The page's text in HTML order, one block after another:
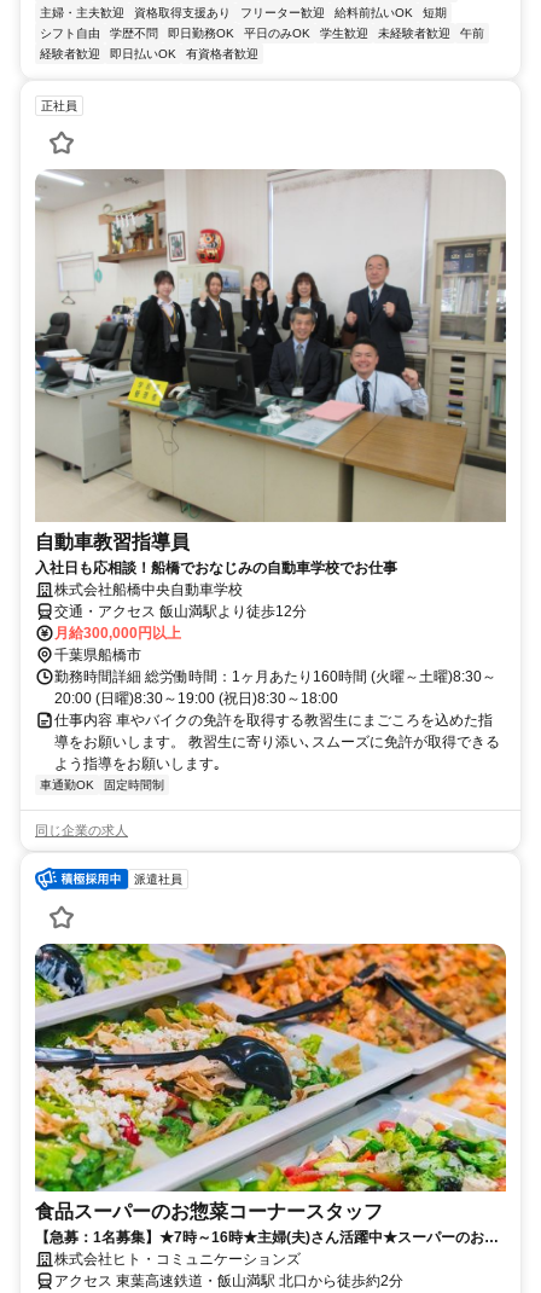
主婦・主夫歓迎
資格取得支援あり フリーター歓迎 給料前払いOK
短期
シフト自由
学歴不問 即日勤務OK 平日のみOK 学生歓迎 未経験者歓迎
午前
経験者歓迎
即日払いOK 有資格者歓迎
正社員
自動車教習指導員
入社日も応相談！船橋でおなじみの自動車学校でお仕事
株式会社船橋中央自動車学校
交通・アクセス 飯山満駅より徒歩12分
月給300,000円以上
千葉県船橋市
勤務時間詳細 総労働時間：1ヶ月あたり160時間 (火曜～土曜)8:30～
20:00 (日曜)8:30～19:00 (祝日)8:30～18:00
仕事内容 車やバイクの免許を取得する教習生にまごころを込めた指
導をお願いします。 教習生に寄り添い､スムーズに免許が取得できる
よう指導をお願いします｡
車通勤OK 固定時間制
同じ企業の求人
派遣社員
食品スーパーのお惣菜コーナースタッフ
【急募：1名募集】★7時～16時★主婦(夫)さん活躍中★スーパーのお惣
菜スタッフ＠新夏見
株式会社ヒト・コミュニケーションズ
アクセス 東葉高速鉄道・飯山満駅 北口から徒歩約2分